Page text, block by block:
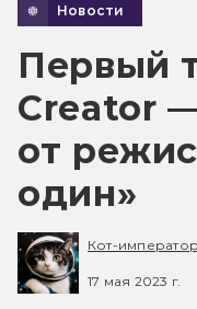
Новости
Первый
Creator
от
один»
Кот-император
17 мая 2023 г.